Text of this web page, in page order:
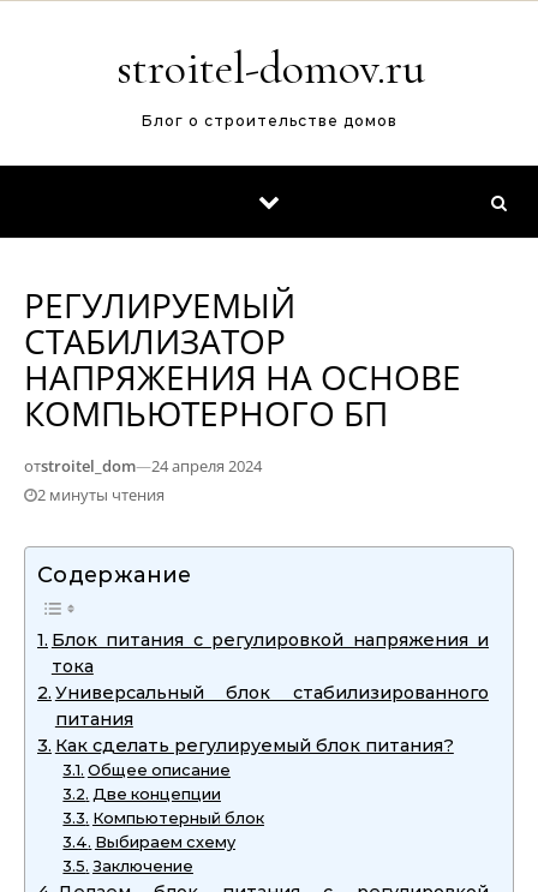
stroitel-domov.ru
Блог о строительстве домов
РЕГУЛИРУЕМЫЙ
СТАБИЛИЗАТОР
НАПРЯЖЕНИЯ НА ОСНОВЕ
КОМПЬЮТЕРНОГО БП
отstroitel_dom—24 апреля 2024
2 минуты чтения
Содержание
Блок питания с регулировкой напряжения и
тока
Универсальный блок стабилизированного
питания
Как сделать регулируемый блок питания?
Общее описание
Две концепции
Компьютерный блок
Выбираем схему
Заключение